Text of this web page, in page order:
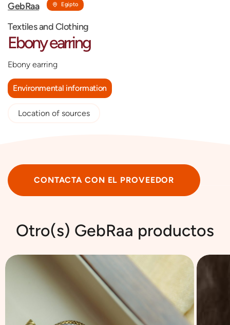
GebRaa Egipto
Textiles and Clothing
Ebony earring
Ebony earring
Environmental information
Location of sources
CONTACTA CON EL PROVEEDOR
Otro(s) GebRaa productos